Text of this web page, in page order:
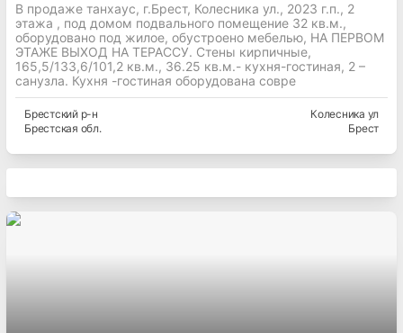
В продаже танхаус, г.Брест, Колесника ул., 2023 г.п., 2
этажа , под домом подвального помещение 32 кв.м.,
оборудовано под жилое, обустроено мебелью, НА ПЕРВОМ
ЭТАЖЕ ВЫХОД НА ТЕРАССУ. Стены кирпичные,
165,5/133,6/101,2 кв.м., 36.25 кв.м.- кухня-гостиная, 2 –
санузла. Кухня -гостиная оборудована совре
Брестскийр-н
Брестская обл.
Колесника ул
Брест